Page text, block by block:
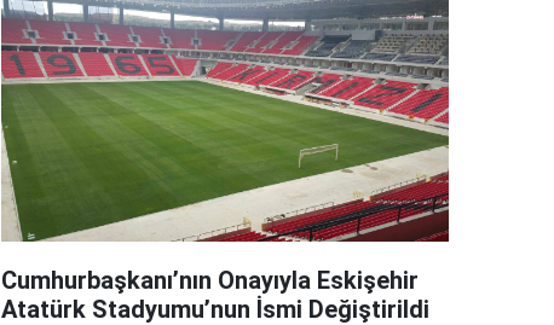
Cumhurbaşkanı’nın Onayıyla Eskişehir
Atatürk Stadyumu’nun İsmi Değiştirildi